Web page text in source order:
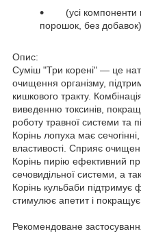
(усі компоненти
порошок, без добавок)
Опис:
Суміш "Три корені" — це
очищення організму,
кишкового тракту.
виведенню токсинів,
роботу травної системи та
Корінь лопуха має
властивості. Сприяє
Корінь пирію ефективний
сечовидільної системи, а
Корінь кульбаби підтримує
стимулює апетит і
Рекомендоване